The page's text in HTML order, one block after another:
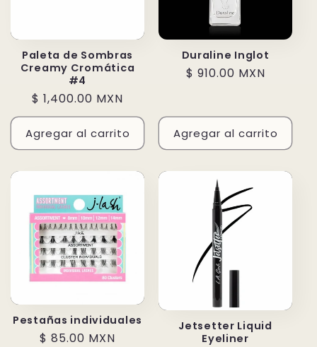
Paleta de Sombras
Creamy Cromática
#4
Precio
habitual
$ 1,400.00 MXN
Agregar al carrito
Duraline Inglot
Precio
$ 910.00 MXN
Agregar al carrito
Pestañas individuales
Precio
$ 85.00 MXN
Jetsetter Liquid
Eyeliner